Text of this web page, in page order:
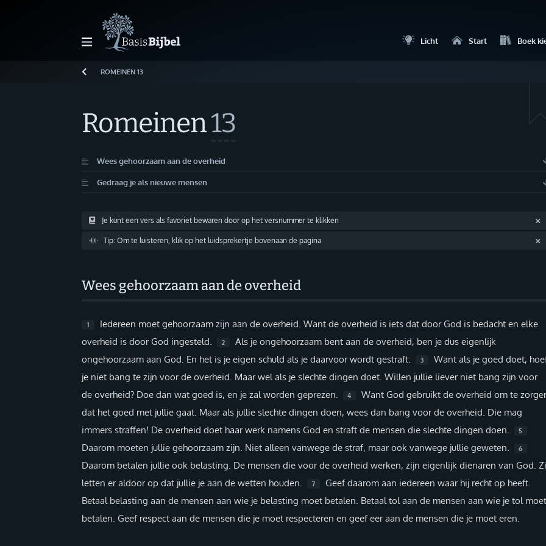
Licht Start Boek
Lezen
Zoeken
Inloggen
Help
Info & Contact
Giften via PayPal
ROMEINEN 13
Romeinen13
Wees gehoorzaam aan de overheid
Gedraag je als nieuwe mensen
Je kunt een vers als favoriet bewaren door op het versnummer te klikken
Tip: Om te luisteren, klik op het luidsprekertje bovenaan de pagina
Wees gehoorzaam aan de overheid
1
Iedereen moet gehoorzaam zijn aan de overheid. Want de overheid is iets dat door God is bedacht en elke
overheid is door God ingesteld.
2
Als je ongehoorzaam bent aan de overheid, ben je dus eigenlijk
ongehoorzaam aan God. En het is je eigen schuld als je daarvoor wordt gestraft.
3
Want als je goed doet,
je niet bang te zijn voor de overheid. Maar wel als je slechte dingen doet. Willen jullie liever niet bang zijn voor
de overheid? Doe dan wat goed is, en je zal worden geprezen.
4
Want God gebruikt de overheid om te
dat het goed met jullie gaat. Maar als jullie slechte dingen doen, wees dan bang voor de overheid. Die mag
immers straffen! De overheid doet haar werk namens God en straft de mensen die slechte dingen doen.
5
Daarom moeten jullie gehoorzaam zijn. Niet alleen vanwege de straf, maar ook vanwege jullie geweten. 6
Daarom betalen jullie ook belasting. De mensen die voor de overheid werken, zijn eigenlijk dienaren van God.
letten er aldoor op dat jullie je aan de wetten houden.
7
Geef daarom aan iedereen waar hij recht op heeft.
Betaal belasting aan de mensen aan wie je belasting moet betalen. Betaal tol aan de mensen aan wie je tol moet
betalen. Geef respect aan de mensen die je moet respecteren en geef eer aan de mensen die je moet eren.